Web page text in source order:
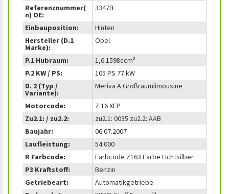
Referenznummer(
n) OE:
3347B
Einbauposition:
Hinten
Hersteller (D.1
Marke):
Opel
P.1 Hubraum:
1,6 1598ccm³
P.2 KW / PS:
105 PS 77 kW
D. 2 (Typ /
Variante):
Meriva A Großraumlimousine
Motorcode:
Z 16 XEP
Zu2.1: / zu2.2:
zu2.1: 0035 zu2.2: AAB
Baujahr:
06.07.2007
Laufleistung:
54.000
R Farbcode:
Farbcode Z163 Farbe Lichtsilber
P3 Kraftstoff:
Benzin
Getriebeart:
Automatikgetriebe